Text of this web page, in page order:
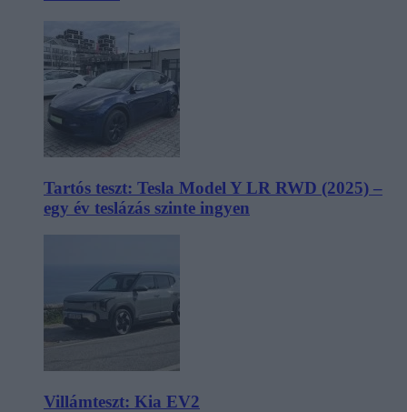
Tartós teszt: Tesla Model Y LR RWD (2025) –
egy év teslázás szinte ingyen
Villámteszt: Kia EV2